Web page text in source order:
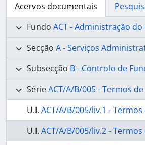
Acervos documentais
Fundo ACT - Administração do
Secção A - Serviços
Subsecção B - Controlo de
SérieACT/A/B/005 - Termos
U.I. ACT/A/B/005/liv.1 - Termos de juramento e posse
U.I. ACT/A/B/005/liv.2 - Termos de juramento e posse